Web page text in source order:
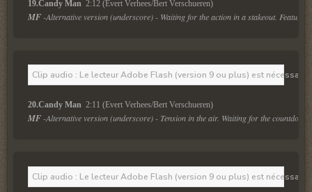
19.Candy Man 2:12 (Evert Verhees/Bert Verschueren)
MF -Alternative version (underscore) - Waiting for the action in a stakeout.
Clip audio : Le lecteur Adobe Flash (version 9 ou plus) est
20.Candy Man 2:11 (Evert Verhees/Bert Verschueren)
MF -Alternative version (underscore) - Tension in the air. Waiting for the
Clip audio : Le lecteur Adobe Flash (version 9 ou plus) est